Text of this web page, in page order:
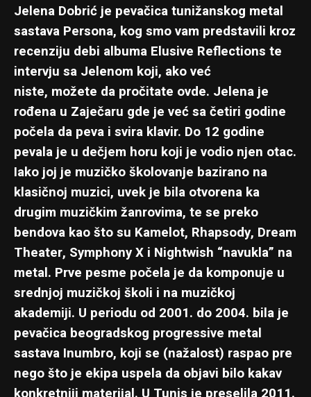
Jelena Dobrić je pevačica tunižanskog metal
sastava Persona, kog smo vam predstavili kroz
recenziju debi albuma Elusive Reflections te
intervju sa Jelenom koji, ako već
niste, možete da pročitate ovde. Jelena je
rođena u Zaječaru gde je već sa četiri godine
počela da peva i svira klavir. Do 12 godine
pevala je u dečjem horu koji je vodio njen otac.
Iako joj je muzičko školovanje bazirano na
klasičnoj muzici, uvek je bila otvorena ka
drugim muzičkim žanrovima, te se preko
bendova kao što su Kamelot, Rhapsody, Dream
Theater, Symphony X i Nightwish “navukla” na
metal. Prve pesme počela je da komponuje u
srednjoj muzičkoj školi i na muzičkoj
akademiji. U periodu od 2001. do 2004. bila je
pevačica beogradskog progressive metal
sastava Inumbro, koji se (nažalost) raspao pre
nego što je ekipa uspela da objavi bilo kakav